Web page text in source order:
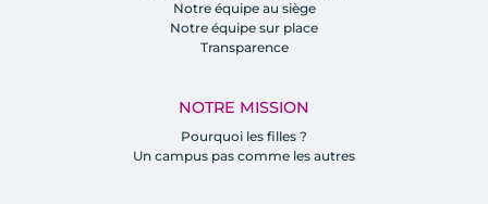
Notre équipe au siège
Notre équipe sur place
Transparence
NOTRE MISSION
Pourquoi les filles ?
Un campus pas comme les autres